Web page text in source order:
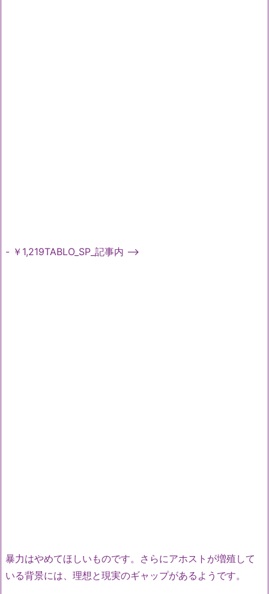
- ￥1,219TABLO_SP_記事内 -->
暴力はやめてほしいものです。さらにアホストが増殖して
いる背景には、理想と現実のギャップがあるようです。